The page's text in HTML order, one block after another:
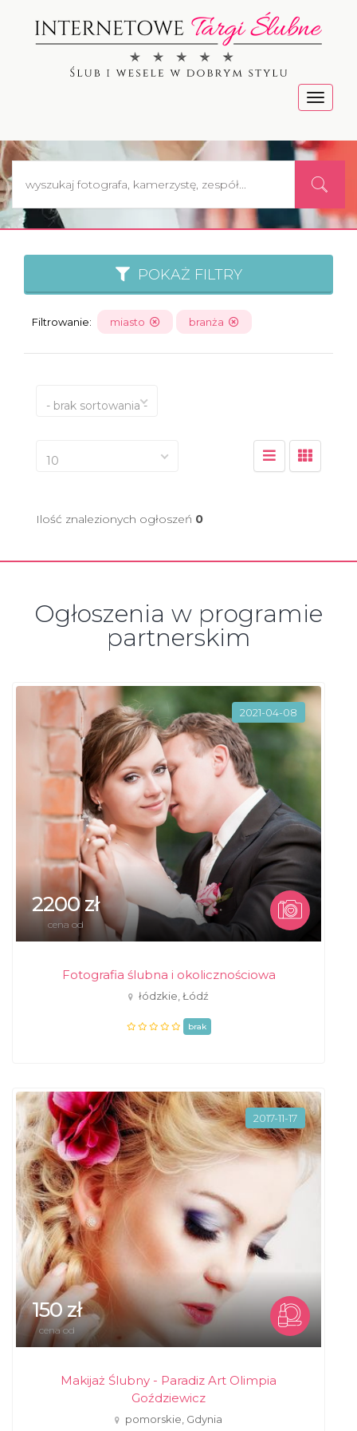
Menu
POKAŻ FILTRY
Filtrowanie: miasto branża
- brak sortowania -
10
Ilość znalezionych ogłoszeń 0
Ogłoszenia w programie
partnerskim
2021-04-08
2200 zł
cena od
Fotografia ślubna i okolicznościowa
łódzkie, Łódź
brak
2017-11-17
150 zł
cena od
Makijaż Ślubny - Paradiz Art Olimpia
Goździewicz
pomorskie, Gdynia